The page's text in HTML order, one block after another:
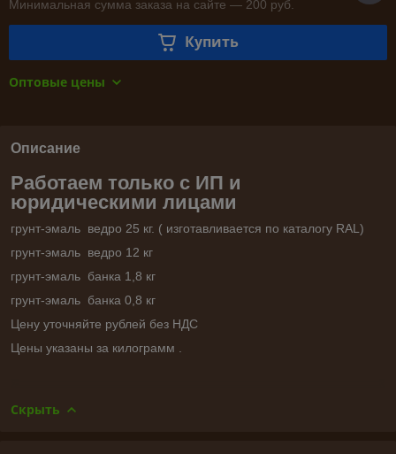
Минимальная сумма заказа на сайте — 200 руб.
Купить
Оптовые цены
Описание
Работаем только с ИП и
юридическими лицами
грунт-эмаль ведро 25 кг. ( изготавливается по каталогу RAL)
грунт-эмаль ведро 12 кг
грунт-эмаль банка 1,8 кг
грунт-эмаль банка 0,8 кг
Цену уточняйте рублей без НДС
Цены указаны за килограмм .
Скрыть